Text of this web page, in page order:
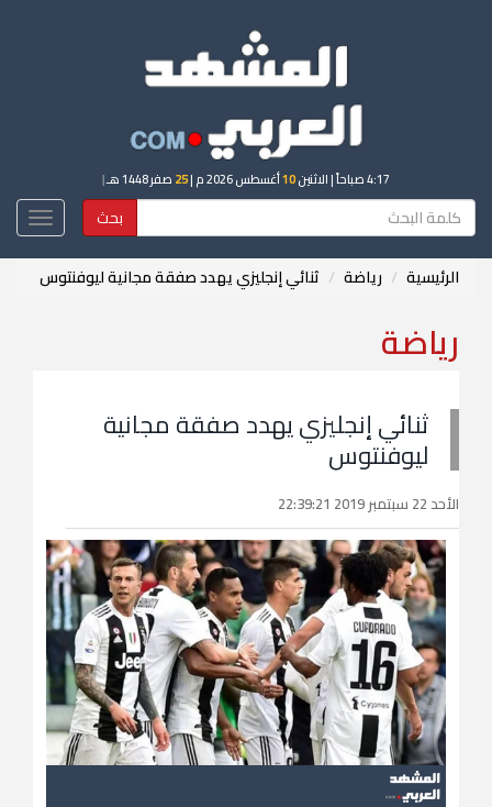
4:17 صباحاً | الاثنين10أغسطس 2026 م | 25 صفر 1448 هـ |
بحث
الرئيسية رياضة ثنائي إنجليزي يهدد صفقة مجانية ليوفنتوس
رياضة
ثنائي إنجليزي يهدد صفقة مجانية
ليوفنتوس
الأحد 22 سبتمبر 2019 22:39:21